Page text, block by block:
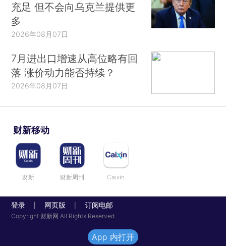
充足 但不会向乌克兰提供更
多
2026年08月07日
7月进出口增速从高位略有回
落 涨价动力能否持续？
2026年08月07日
财新移动
财新 财新周刊 Caixin
登录 网页版 订阅电邮
Copyright 财新网 All Rights Reserved
App 内打开